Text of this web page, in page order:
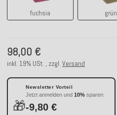
fuchsia grün
98,00 €
inkl. 19% USt. , zzgl. Versand
🎁
Newsletter Vorteil
Jetzt anmelden und 10% sparen:
-9,80 €